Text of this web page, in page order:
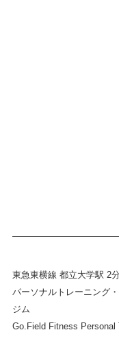
東急東横線 都立大学駅 2分
パーソナルトレーニング
ジム
Go.Field Fitness Personal